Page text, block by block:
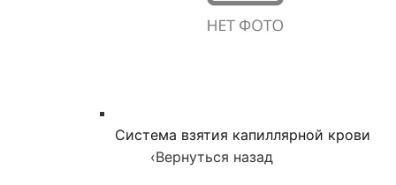
Система взятия капиллярной крови
‹Вернуться назад